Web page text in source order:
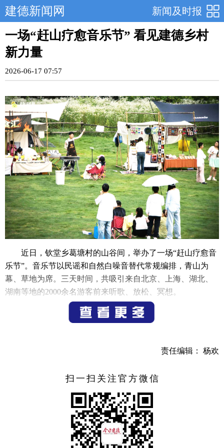
新闻及时报
建德新闻网
一场“赶山疗愈音乐节” 看见建德乡村
新力量
2026-06-17 07:57
近日，钦堂乡葛塘村的山谷间，举办了一场“赶山疗愈音
乐节”。音乐节以民谣和自然白噪音替代常规编排，青山为
幕、草地为席。三天时间，共吸引来自北京、上海、湖北、
湖南等地的2000余名游客前来听歌、放松、冥想。
音乐节现场设有扎染、竹编、剑舞、瑜伽等30余个特色
疗愈工坊，同时开设钦堂烟火市集，黄精、大米、年糕等本
农特产品销售、景点门票预订、活动资讯发布等功能，游客
音乐节也带火了周边民宿和农家乐人气。游客白天参加
音乐节、玩漂流，晚上则在当地住下来。钦堂乡隐湖民宿负
责人介绍，音乐节期间全部满房。葛塘村内多家民宿和农家
“赶山疗愈音乐节”的构想，由葛塘村00后村党总支书记
责任编辑： 杨欢
扫一扫关注官方微信